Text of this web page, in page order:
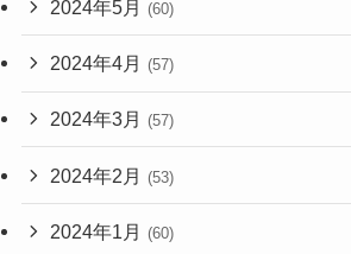
2024年5月 (60)
2024年4月 (57)
2024年3月 (57)
2024年2月 (53)
2024年1月 (60)